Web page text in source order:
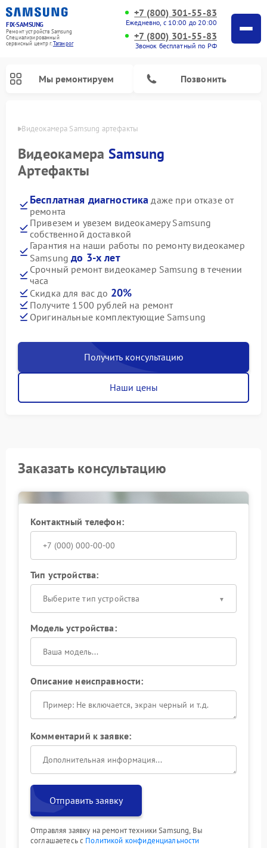
FIX-SAMSUNG
Ремонт устройств Samsung
Специализированный
cервисный центр г.Таганрог
+7 (800) 301-55-83
Ежедневно, с 10:00 до 20:00
+7 (800) 301-55-83
Звонок бесплатный по РФ
Мы ремонтируем Позвонить
Видеокамера Samsung артефакты
Видеокамера Samsung
Артефакты
Бесплатная диагностика даже при отказе от
ремонта
Привезем и увезем видеокамеру Samsung
собственной доставкой
Гарантия на наши работы по ремонту видеокамер
Samsungдо 3-х лет
Срочный ремонт видеокамер Samsung в течении
часа
Скидка для вас до 20%
Получите 1500 рублей на ремонт
Оригинальные комплектующие Samsung
Получить консультацию
Наши цены
Заказать консультацию
Контактный телефон:
Тип устройства:
Выберите тип устройства
Модель устройства:
Описание неисправности:
Комментарий к заявке:
Отправить заявку
Отправляя заявку на ремонт техники Samsung, Вы
соглашаетесь с Политикой конфиденциальности